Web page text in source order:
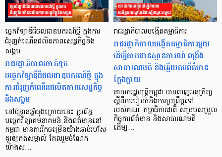
ច្ចេកវិទ្យាឌីជីថលជាឧបករណ៍ថ្មី ក្នុងការ
ជំរុញកំណើនផលិតភាពសេដ្ឋកិច្ចនិង
សង្គម
រាជរដ្ឋាភិបាលចាត់ទុក
បច្ចេកវិទ្យាឌីជីថលជាឧបករណ៍ថ្មី ក្នុង
ការជំរុញកំណើនផលិតភាពសេដ្ឋកិច្ច
និងសង្គម
នៅប៉ុន្មានឆ្នាំចុងក្រោយនេះ ប្រព័ន្ធ
បច្ចេកវិទ្យាគមនាគមន៍ និងពត៌មាននៅ
កម្ពុជា មានការរីកចម្រើនយ៉ាងឆាប់រហ័ស
គួរឲ្យកត់សម្គាល់ ដែលរួមចំណែក
យ៉ាងស…
រាជរដ្ឋាភិបាលបង្កើតគម្មាធិការ
រាជរដ្ឋាភិបាលបង្កើតគម្មាធិការមួយ
ដើម្បីតាមដានស្ថានការណ៍ ពង្រឹង
សាធារណមតិ និងឆ្លើយតបព័ត៌មាន
ក្លែងក្លាយ
នាយករដ្ឋមន្រ្តីកម្ពុជា បានចេញអនុក្រឹត្យ
ស្ដីពីការរៀបចំនិងការប្រព្រឹត្តទៅ
របស់គណៈ កម្មាធិការជាតិ សម្របសម្រួល
កិច្ចការព័ត៌មាន និងសាធារណមតិ
ដើម្ប…